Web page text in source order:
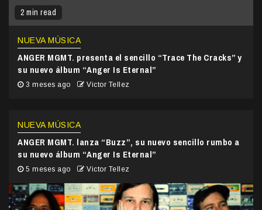
2 min read
NUEVA MÚSICA
ANGER MGMT. presenta el sencillo “Trace The Cracks” y
su nuevo álbum “Anger Is Eternal”
3 meses ago Victor Tellez
NUEVA MÚSICA
ANGER MGMT. lanza “Buzz”, su nuevo sencillo rumbo a
su nuevo álbum “Anger Is Eternal”
5 meses ago Victor Tellez